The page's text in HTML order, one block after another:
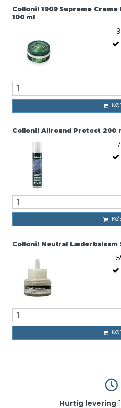
Collonil 1909 Supreme
100 ml
Collonil Allround Protect 200
Collonil Neutral Læderbalsam
Hurtig levering